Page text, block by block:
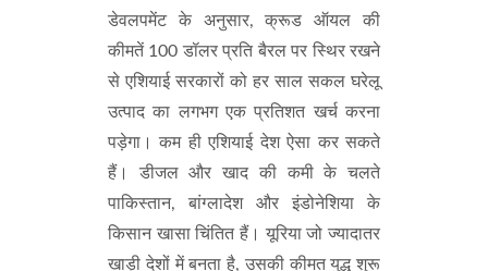
डेवलपमेंट के अनुसार, क्रूड ऑयल की
कीमतें 100 डॉलर प्रति बैरल पर स्थिर रखने
से एशियाई सरकारों को हर साल सकल घरेलू
उत्पाद का लगभग एक प्रतिशत खर्च करना
पड़ेगा। कम ही एशियाई देश ऐसा कर सकते
हैं। डीजल और खाद की कमी के चलते
पाकिस्तान, बांग्लादेश और इंडोनेशिया के
किसान खासा चिंतित हैं। यूरिया जो ज्यादातर
खाड़ी देशों में बनता है, उसकी कीमत युद्ध शुरू